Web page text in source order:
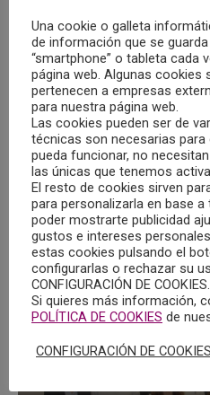
OFERTA DE EMPLEO EN
15/10/2024
El Centro Geriátrico Santo
busca incorporar en plantilla
MÁS
Una cookie o galleta
de información que se
“smartphone” o tableta cada
página web. Algunas cookies
pertenecen a empresas
para nuestra página web.
Las cookies pueden ser de
técnicas son necesarias para
pueda funcionar, no
las únicas que tenemos
El resto de cookies sirven
para personalizarla en base
poder mostrarte publicidad
gustos e intereses
estas cookies pulsando el
configurarlas o rechazar su
CONFIGURACIÓN DE COOKIES.
Si quieres más información,
POLÍTICA DE COOKIES de
CONFIGURACIÓN DE COOKIES